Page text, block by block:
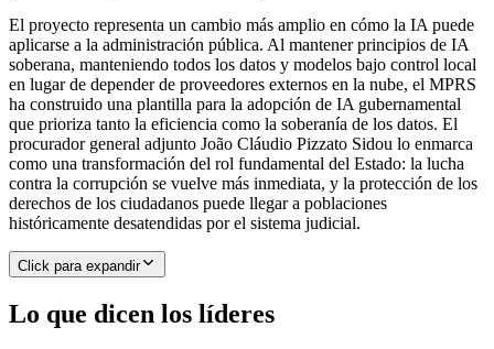
El proyecto representa un cambio más amplio en cómo la IA puede
aplicarse a la administración pública. Al mantener principios de IA
soberana, manteniendo todos los datos y modelos bajo control local
en lugar de depender de proveedores externos en la nube, el MPRS
ha construido una plantilla para la adopción de IA gubernamental
que prioriza tanto la eficiencia como la soberanía de los datos. El
procurador general adjunto João Cláudio Pizzato Sidou lo enmarca
como una transformación del rol fundamental del Estado: la lucha
contra la corrupción se vuelve más inmediata, y la protección de los
derechos de los ciudadanos puede llegar a poblaciones
históricamente desatendidas por el sistema judicial.
Click para expandir
Lo que dicen los líderes